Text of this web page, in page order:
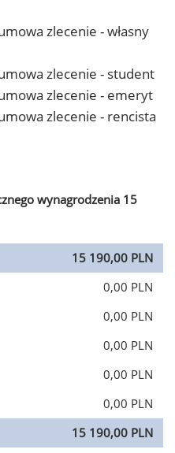
zlecenie - własny
zlecenie - student
zlecenie - emeryt
zlecenie - rencista
wynagrodzenia 15
15 190,00 PLN
0,00 PLN
0,00 PLN
0,00 PLN
0,00 PLN
0,00 PLN
15 190,00 PLN